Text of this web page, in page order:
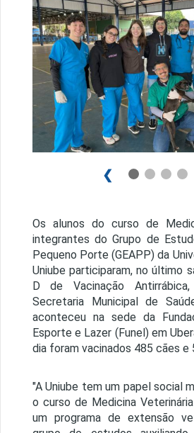
❮
Os alunos do curso de
integrantes do Grupo de
Pequeno Porte (GEAPP) da
Uniube participaram, no último
D de Vacinação
Secretaria Municipal de
aconteceu na sede da
Esporte e Lazer (Funel) em
dia foram vacinados 485 cães e
"A Uniube tem um papel social
o curso de Medicina
um programa de extensão